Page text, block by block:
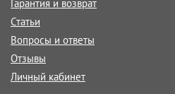
Гарантия и возврат
Статьи
Вопросы и ответы
Отзывы
Личный кабинет